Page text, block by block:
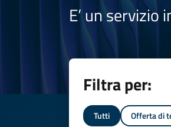
E’ un
Filtra per:
Tutti Offerta di